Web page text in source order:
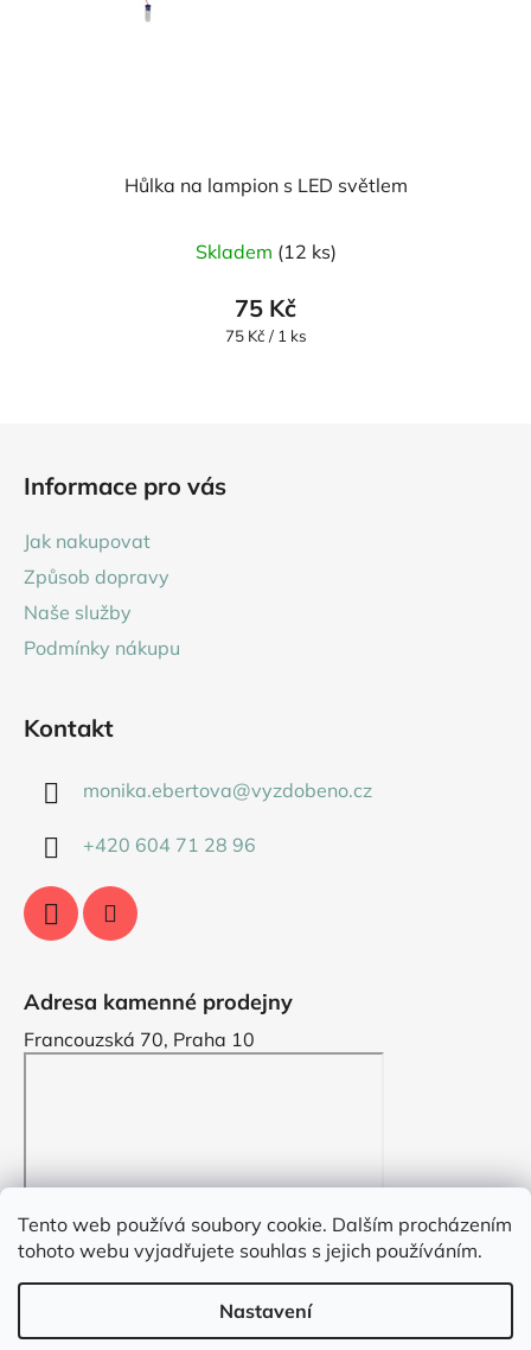
Tento web používá soubory cookie. Dalším procházením
tohoto webu vyjadřujete souhlas s jejich používáním.
Nastavení
Hůlka na lampion s LED světlem
Skladem (12 ks)
75 Kč
Měrná
75 Kč / 1 ks
Informace pro vás
Jak nakupovat
Způsob dopravy
Naše služby
Podmínky nákupu
Kontakt
monika.ebertova@vyzdobeno.cz
+420 604 71 28 96
Adresa kamenné prodejny
Francouzská 70, Praha 10